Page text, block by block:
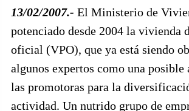
13/02/2007.- El Ministerio de
potenciado desde 2004 la vivienda
oficial (VPO), que ya está siendo
algunos expertos como una posible
las promotoras para la
actividad. Un nutrido grupo de